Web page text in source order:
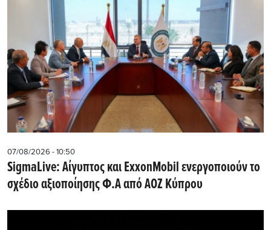
07/08/2026 - 10:50
SigmaLive: Αίγυπτος και ExxonMobil ενεργοποιούν το
σχέδιο αξιοποίησης Φ.Α από ΑΟΖ Κύπρου